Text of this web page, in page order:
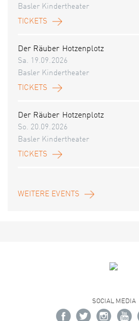
Basler Kindertheater
TICKETS
Der Räuber Hotzenplotz
Sa. 19.09.2026
Basler Kindertheater
TICKETS
Der Räuber Hotzenplotz
So. 20.09.2026
Basler Kindertheater
TICKETS
WEITERE EVENTS
SOCIAL MEDIA